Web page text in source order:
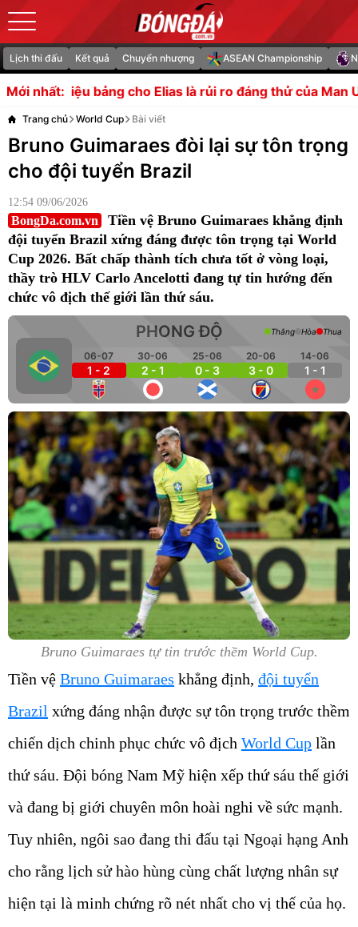
Lịch thi đấu Kết quả Chuyển nhượng ASEAN Championship
Mới nhất:
Elias là rủi ro đáng thử của Man Utd Thành Long
Trang chủ World Cup Bài viết
Bruno Guimaraes đòi lại sự tôn trọng
cho đội tuyển Brazil
12:54 09/06/2026
BongDa.com.vn
Tiền vệ Bruno Guimaraes khẳng định
đội tuyển Brazil xứng đáng được tôn trọng tại World
Cup 2026. Bất chấp thành tích chưa tốt ở vòng loại,
thầy trò HLV Carlo Ancelotti đang tự tin hướng đến
chức vô địch thế giới lần thứ sáu.
PHONG ĐỘ
06-07
1 - 2
30-06
2 - 1
25-06
0 - 3
20-06
3 - 0
14-06
1 - 1
Thắng Hòa Thua
Bruno Guimaraes tự tin trước thềm World Cup.
Tiền vệ Bruno Guimaraes khẳng định, đội tuyển
Brazil xứng đáng nhận được sự tôn trọng trước thềm
chiến dịch chinh phục chức vô địch World Cup lần
thứ sáu. Đội bóng Nam Mỹ hiện xếp thứ sáu thế giới
và đang bị giới chuyên môn hoài nghi về sức mạnh.
Tuy nhiên, ngôi sao đang thi đấu tại Ngoại hạng Anh
cho rằng lịch sử hào hùng cùng chất lượng nhân sự
hiện tại là minh chứng rõ nét nhất cho vị thế của họ.